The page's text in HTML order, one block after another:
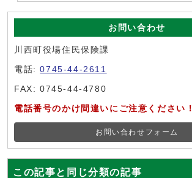
お問い合わせ
川西町役場住民保険課
電話:0745-44-2611
FAX: 0745-44-4780
電話番号のかけ間違いにご注意ください！
お問い合わせフォーム
この記事と同じ分類の記事